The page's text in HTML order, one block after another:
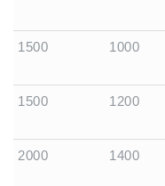
1500 1000
1500 1200
2000 1400